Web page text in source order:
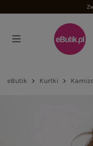
eButik Kurtki